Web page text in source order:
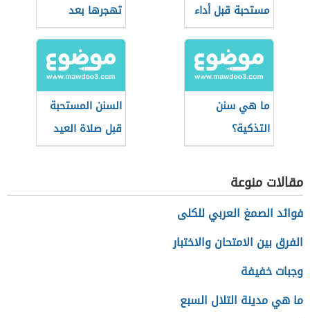
مستحبة قبل أداء
صلاة عيد الأضحى
وبعدها
تهجرها بعد
انتهاء صلاة العيد
ما هي سنن
التذكية؟
السنن المستحبة
قبل صلاة العيد
مقالات منوعة
فوائد الصمغ العربي للكلى
الفرق بين الامتحان والاختبار
وجبات خفيفة
ما هي مدينة التلال السبع